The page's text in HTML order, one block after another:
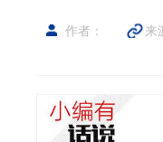
作者： 来